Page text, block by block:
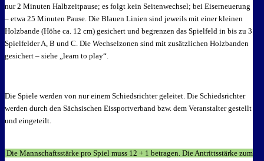
nur 2 Minuten Halbzeitpause; es folgt kein Seitenwechsel; bei Eiserneuerung
– etwa 25 Minuten Pause. Die Blauen Linien sind jeweils mit einer kleinen
Holzbande (Höhe ca. 12 cm) gesichert und begrenzen das Spielfeld in bis zu 3
Spielfelder A, B und C. Die Wechselzonen sind mit zusätzlichen Holzbanden
gesichert – siehe „learn to play“.
Die Spiele werden von nur einem Schiedsrichter geleitet. Die Schiedsrichter
werden durch den Sächsischen Eissportverband bzw. dem Veranstalter gestellt
und eingeteilt.
Die Mannschaftsstärke pro Spiel muss 12 + 1 betragen. Die Antrittsstärke zum